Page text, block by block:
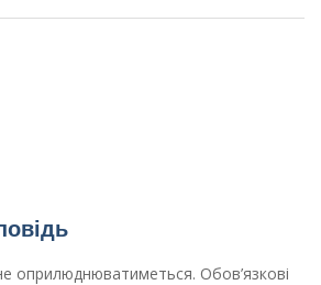
оприлюднюватиметься. Обов’язкові